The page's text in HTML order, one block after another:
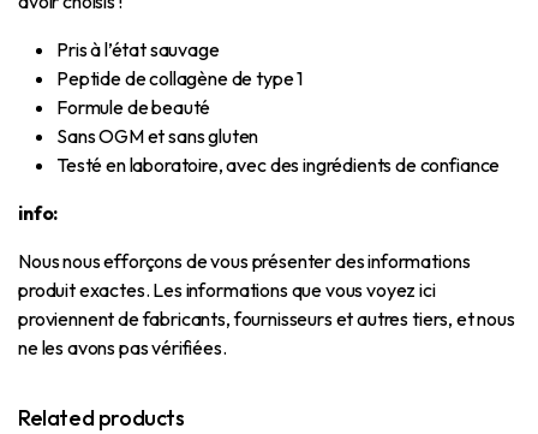
Pris à l’état sauvage
Peptide de collagène de type 1
Formule de beauté
Sans OGM et sans gluten
Testé en laboratoire, avec des ingrédients de confiance
info:
Nous nous efforçons de vous présenter des informations
produit exactes. Les informations que vous voyez ici
proviennent de fabricants, fournisseurs et autres tiers, et nous
ne les avons pas vérifiées.
Related products